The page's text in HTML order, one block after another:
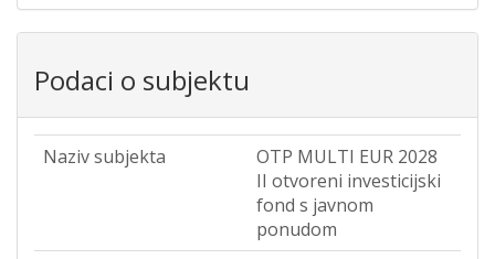
Podaci o subjektu
Naziv subjekta
OTP MULTI EUR 2028
II otvoreni investicijski
fond s javnom
ponudom